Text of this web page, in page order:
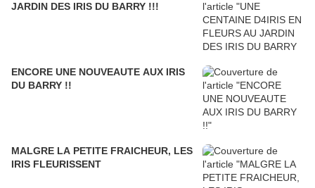
JARDIN DES IRIS DU BARRY !!!
ENCORE UNE NOUVEAUTE AUX IRIS
DU BARRY !!
MALGRE LA PETITE FRAICHEUR, LES
IRIS FLEURISSENT